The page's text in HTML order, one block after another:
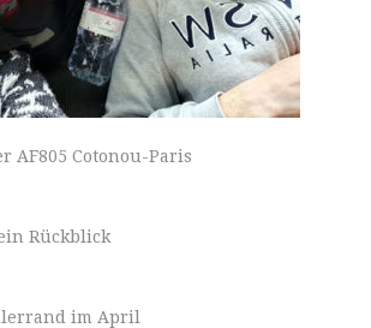
AF805 Cotonou-Paris
Rückblick
im April